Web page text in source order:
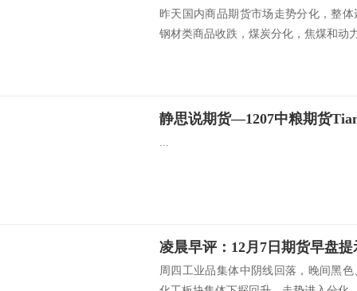
昨天国内商品期货市场走势分化，整
钢材类商品收跌，煤炭分化，焦煤和动
静思说期货—1207中粮期货
...
凌晨早评：12月7日期货早盘提
周四工业品集体中阴线回落，晚间黑